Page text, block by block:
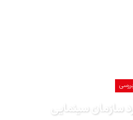
سازمان سینمایی